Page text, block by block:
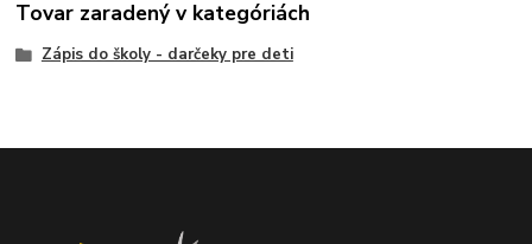
Tovar zaradený v kategóriách
Zápis do školy - darčeky pre deti